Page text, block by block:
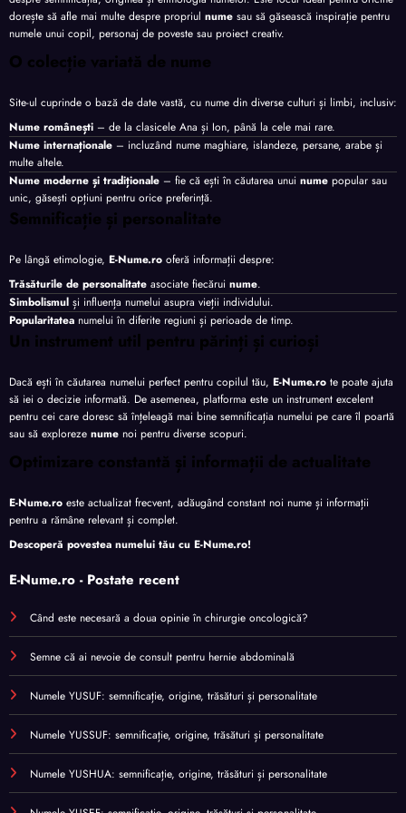
dorește să afle mai multe despre propriul nume sau să găsească inspirație pentru
numele unui copil, personaj de poveste sau proiect creativ.
O colecție variată de nume
Site-ul cuprinde o bază de date vastă, cu nume din diverse culturi și limbi, inclusiv:
Nume românești – de la clasicele Ana și Ion, până la cele mai rare.
Nume internaționale – incluzând nume maghiare, islandeze, persane, arabe și
multe altele.
Nume moderne și tradiționale – fie că ești în căutarea unui nume popular sau
unic, găsești opțiuni pentru orice preferință.
Semnificație și personalitate
Pe lângă etimologie, E-Nume.ro oferă informații despre:
Trăsăturile de personalitate asociate fiecărui nume.
Simbolismul și influența numelui asupra vieții individului.
Popularitatea numelui în diferite regiuni și perioade de timp.
Un instrument util pentru părinți și curioși
Dacă ești în căutarea numelui perfect pentru copilul tău, E-Nume.ro te poate ajuta
să iei o decizie informată. De asemenea, platforma este un instrument excelent
pentru cei care doresc să înțeleagă mai bine semnificația numelui pe care îl poartă
sau să exploreze nume noi pentru diverse scopuri.
Optimizare constantă și informații de actualitate
E-Nume.ro este actualizat frecvent, adăugând constant noi nume și informații
pentru a rămâne relevant și complet.
Descoperă povestea numelui tău cu E-Nume.ro!
E-Nume.ro - Postate recent
Când este necesară a doua opinie în chirurgie oncologică?
Semne că ai nevoie de consult pentru hernie abdominală
Numele YUSUF: semnificație, origine, trăsături și personalitate
Numele YUSSUF: semnificație, origine, trăsături și personalitate
Numele YUSHUA: semnificație, origine, trăsături și personalitate